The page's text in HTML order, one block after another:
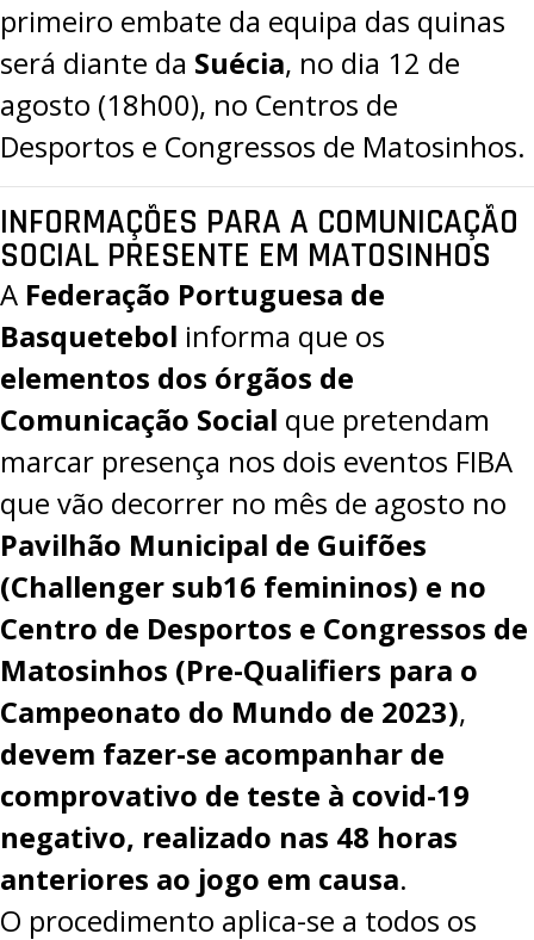
primeiro embate da equipa das quinas
será diante da Suécia, no dia 12 de
agosto (18h00), no Centros de
Desportos e Congressos de Matosinhos.
INFORMAÇÕES PARA A COMUNICAÇÃO
SOCIAL PRESENTE EM MATOSINHOS
A Federação Portuguesa de
Basquetebol informa que os
elementos dos órgãos de
Comunicação Social que pretendam
marcar presença nos dois eventos FIBA
que vão decorrer no mês de agosto no
Pavilhão Municipal de Guifões
(Challenger sub16 femininos) e no
Centro de Desportos e Congressos de
Matosinhos (Pre-Qualifiers para o
Campeonato do Mundo de 2023),
devem fazer-se acompanhar de
comprovativo de teste à covid-19
negativo, realizado nas 48 horas
anteriores ao jogo em causa.
O procedimento aplica-se a todos os